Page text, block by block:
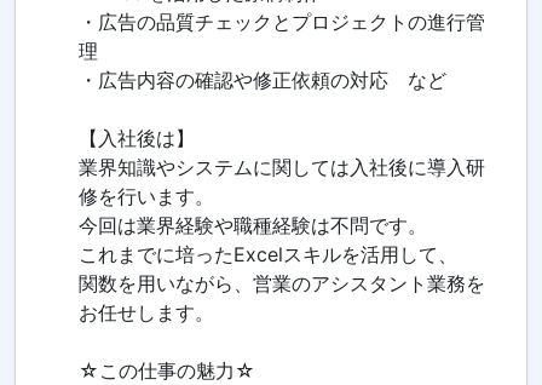
・広告の品質チェックとプロジェクトの進行管
理
・広告内容の確認や修正依頼の対応 など
【入社後は】
業界知識やシステムに関しては入社後に導入研
修を行います。
今回は業界経験や職種経験は不問です。
これまでに培ったExcelスキルを活用して、
関数を用いながら、営業のアシスタント業務を
お任せします。
☆この仕事の魅力☆